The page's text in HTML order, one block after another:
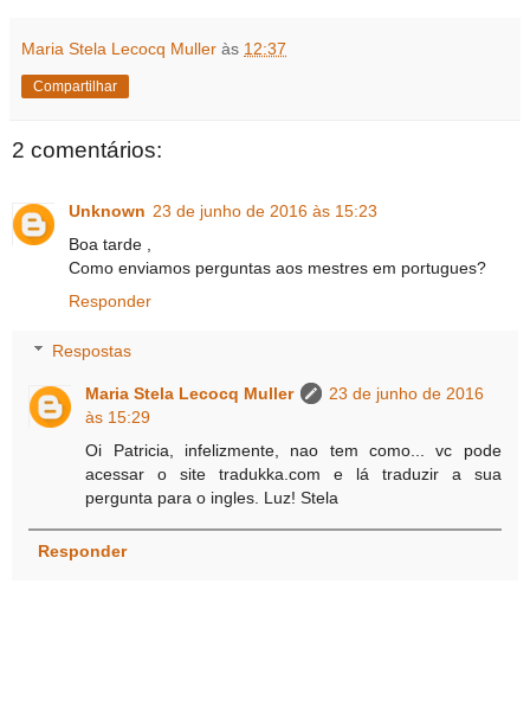
Maria Stela Lecocq Muller às 12:37
Compartilhar
2 comentários:
Unknown 23 de junho de 2016 às 15:23
Boa tarde ,
Como enviamos perguntas aos mestres em portugues?
Responder
Respostas
Maria Stela Lecocq Muller
23 de junho de 2016
às 15:29
Oi Patricia, infelizmente, nao tem como... vc pode
acessar o site tradukka.com e lá traduzir a sua
pergunta para o ingles. Luz! Stela
Responder